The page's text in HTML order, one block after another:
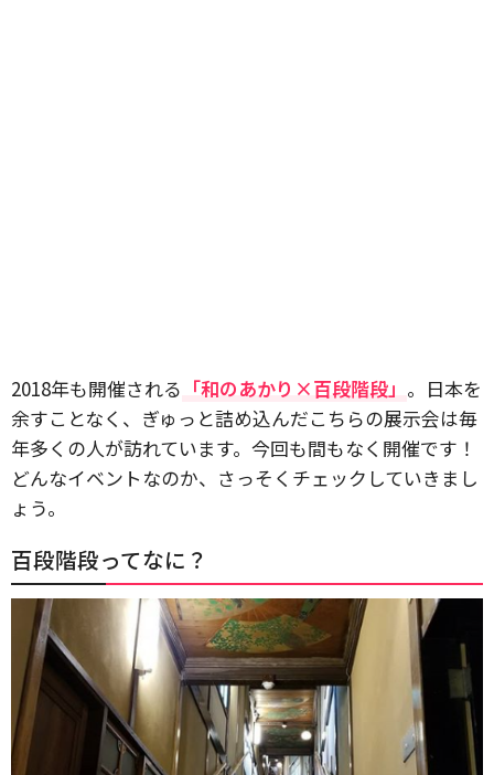
2018年も開催される 「和のあかり×百段階段」 。日本を
余すことなく、ぎゅっと詰め込んだこちらの展示会は毎
年多くの人が訪れています。今回も間もなく開催です！
どんなイベントなのか、さっそくチェックしていきまし
ょう。
百段階段ってなに？